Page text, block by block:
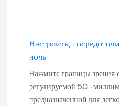
Настроить,
ночь
Нажмите границы зрения
регулируемой 50 -
предназначенной для